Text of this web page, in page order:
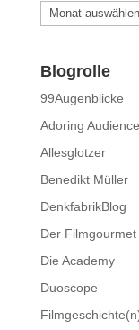
Archiv
Blogrolle
99Augenblicke
Adoring Audience
Allesglotzer
Benedikt Müller
DenkfabrikBlog
Der Filmgourmet
Die Academy
Duoscope